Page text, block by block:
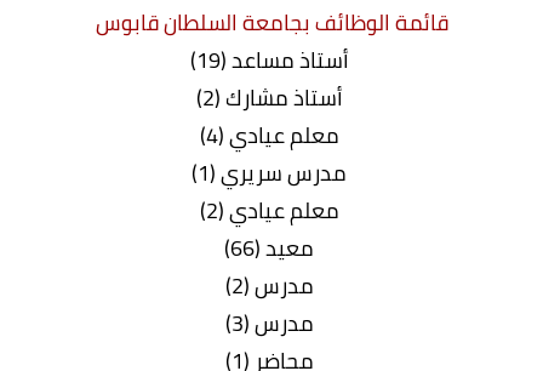
قائمة الوظائف بجامعة السلطان قابوس
أستاذ مساعد (19)
أستاذ مشارك (2)
معلم عيادي (4)
مدرس سريري (1)
معلم عيادي (2)
معيد (66)
مدرس (2)
مدرس (3)
محاضر (1)